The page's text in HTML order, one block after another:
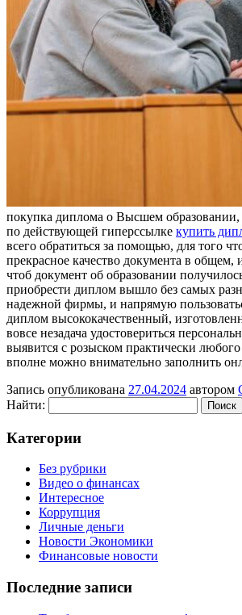
покупка диплома о Высшем образовании,
по действующей гиперссылке купить
всего обратиться за помощью, для того
прекрасное качество документа в
чтоб документ об образовании
приобрести диплом вышло без самых
надежной фирмы, и напрямую
диплом высококачественный,
вовсе незадача удостовериться
выявится с розыском практически
вполне можно внимательно заполнить
Запись опубликована 27.04.2024 автором
Найти:
Категории
Без рубрики
Видео о финансах
Интересное
Коррупция
Личные деньги
Новости Экономики
Финансовые новости
Последние записи